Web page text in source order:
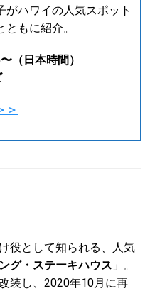
ハワイの人気スポット
もに紹介。
（日本時間）
＞
役として知られる、人気
グ・ステーキハウス 」。
装し、2020年10月に再